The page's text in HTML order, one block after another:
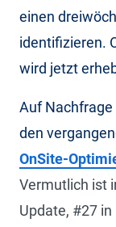
einen
identifizieren.
wird jetzt
Auf
den
OnSite-
Vermutlich ist
Update, #27